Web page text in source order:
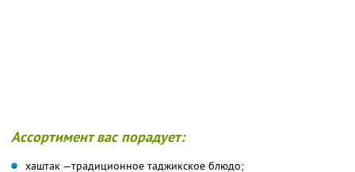
Ассортимент вас порадует:
хаштак —традиционное таджикское блюдо;